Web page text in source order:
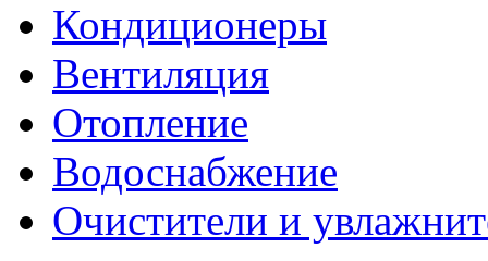
Кондиционеры
Вентиляция
Отопление
Водоснабжение
Очистители и